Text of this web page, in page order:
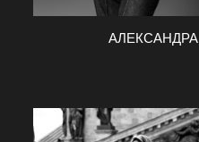
АЛЕКСАНДРА